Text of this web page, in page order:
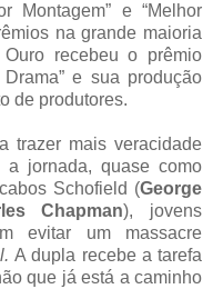
Montagem” e “Melhor
na grande maioria
recebeu o prêmio
Drama”e sua produção
de produtores.
trazer mais veracidade
jornada, quase como
cabos Schofield (George
Chapman), jovens
evitar um massacre
A dupla recebe a tarefa
que já está a caminho